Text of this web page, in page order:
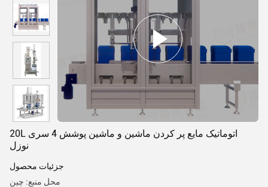
20L اتوماتیک مایع پر کردن ماشین و ماشین پوشش 4 سری
نوزل
جزئیات محصول
محل منبع: چین